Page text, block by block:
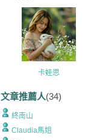
卡娃思
文章推薦人(34)
終南山
Claudia馬姐